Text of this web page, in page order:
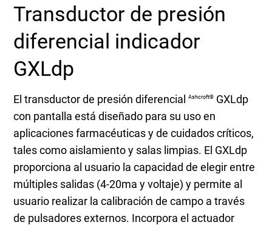
Póngase en contacto
Transductor de presión
diferencial indicador
GXLdp
El transductor de presión diferencialAshcroft® GXLdp
con pantalla está diseñado para su uso en
aplicaciones farmacéuticas y de cuidados críticos,
tales como aislamiento y salas limpias. El GXLdp
proporciona al usuario la capacidad de elegir entre
múltiples salidas (4-20ma y voltaje) y permite al
usuario realizar la calibración de campo a través
de pulsadores externos. Incorpora el actuador